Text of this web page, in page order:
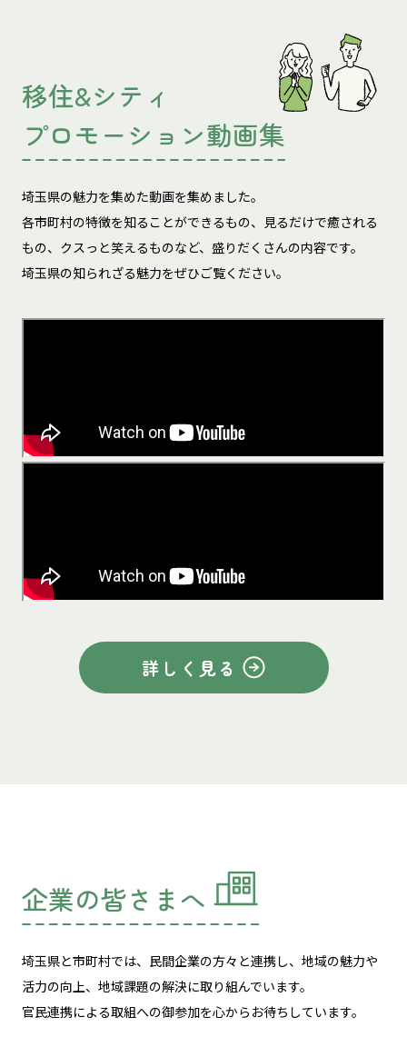
移住&シティ
プロモーション動画集
埼玉県の魅力を集めた動画を集めました。
各市町村の特徴を知ることができるもの、見るだけで癒される
もの、 クスっと笑えるものなど、盛りだくさんの内容です。
埼玉県の知られざる魅力をぜひご覧ください。
詳しく見る
企業の皆さまへ
埼玉県と市町村では、民間企業の方々と連携し、 地域の魅力や
活力の向上、地域課題の解決に取り組んでいます。
官民連携による取組への御参加を心からお待ちしています。